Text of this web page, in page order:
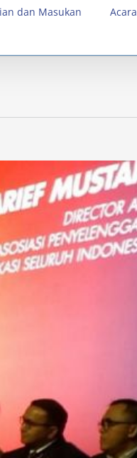
dan Masukan Acara